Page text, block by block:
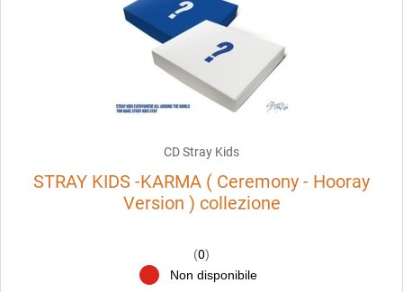
CD Stray Kids
STRAY KIDS -KARMA ( Ceremony - Hooray
Version ) collezione
(0)
Non disponibile